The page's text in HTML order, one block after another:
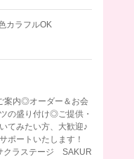
カラフルOK
案内◎オーダー＆お会
の盛り付け◎ご提供・
てみたい方、大歓迎♪
ポートいたします！
クラステージ SAKUR